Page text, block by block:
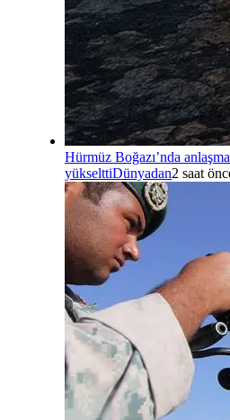
Hürmüz Boğazı’nda
yükselttiDünyadan2 saat